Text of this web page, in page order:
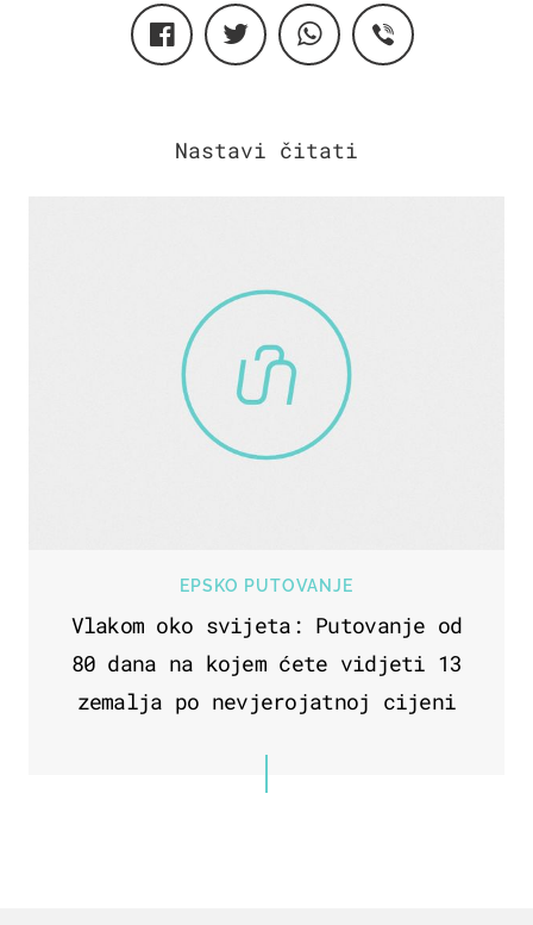
EPSKO PUTOVANJE
Vlakom oko svijeta: Putovanje od
80 dana na kojem ćete vidjeti 13
zemalja po nevjerojatnoj cijeni